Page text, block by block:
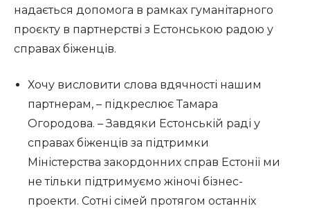
надається допомога в рамках гуманітарного
проєкту в партнерстві з Естонською радою у
справах біженців.
Хочу висловити слова вдячності нашим
партнерам, – підкреслює Тамара
Огородова. – Завдяки Естонській раді у
справах біженців за підтримки
Міністерства закордонних справ Естонії ми
не тільки підтримуємо жіночі бізнес-
проекти. Сотні сімей протягом останніх